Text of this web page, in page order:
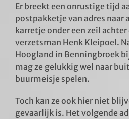
Er breekt een onrustige tijd
postpakketje van adres naar
karretje onder een zeil
verzetsman Henk Kleipoel.
Hoogland in Benningbroek
mag ze gelukkig wel naar
buurmeisje spelen.
Toch kan ze ook hier niet
gevaarlijk is. Het volgende